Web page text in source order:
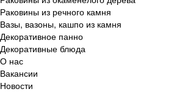
Раковины из речного камня
Вазы, вазоны, кашпо из камня
Декоративное панно
Декоративные блюда
О нас
Вакансии
Новости